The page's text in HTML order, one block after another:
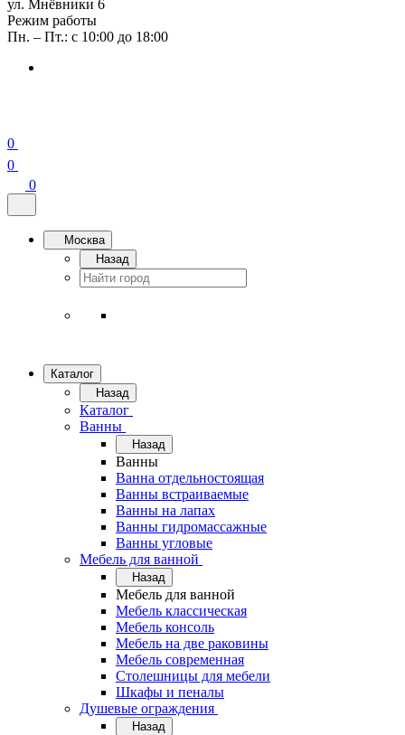
ул. Мнёвники 6
Режим работы
Пн. – Пт.: с 10:00 до 18:00
0
0
0
Москва
Назад
Каталог
Назад
Каталог
Ванны
Назад
Ванны
Ванна отдельностоящая
Ванны встраиваемые
Ванны на лапах
Ванны гидромассажные
Ванны угловые
Мебель для ванной
Назад
Мебель для ванной
Мебель классическая
Мебель консоль
Мебель на две раковины
Мебель современная
Столешницы для мебели
Шкафы и пеналы
Душевые ограждения
Назад